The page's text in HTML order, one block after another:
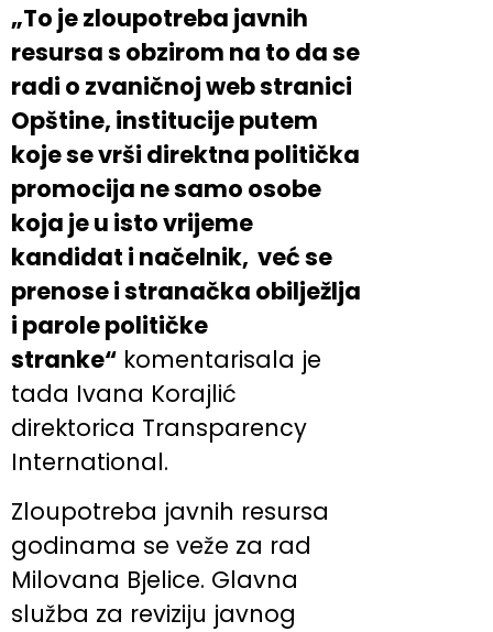
„To je zloupotreba javnih
resursa s obzirom na to da se
radi o zvaničnoj web stranici
Opštine, institucije putem
koje se vrši direktna politička
promocija ne samo osobe
koja je u isto vrijeme
kandidat i načelnik, već se
prenose i stranačka obilježlja
i parole političke
stranke“ komentarisala je
tada Ivana Korajlić
direktorica Transparency
International.
Zloupotreba javnih resursa
godinama se veže za rad
Milovana Bjelice. Glavna
služba za reviziju javnog